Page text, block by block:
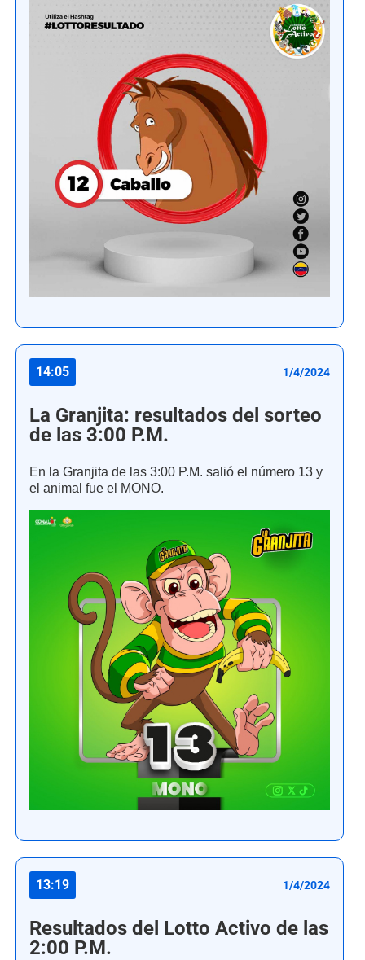
14:05 1/4/2024
La Granjita: resultados del sorteo
de las 3:00 P.M.
En la Granjita de las 3:00 P.M. salió el número 13 y
el animal fue el MONO.
13:19 1/4/2024
Resultados del Lotto Activo de las
2:00 P.M.